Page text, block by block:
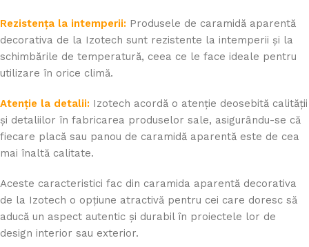
Rezistența la intemperii: Produsele de caramidă aparentă
decorativa de la Izotech sunt rezistente la intemperii și la
schimbările de temperatură, ceea ce le face ideale pentru
utilizare în orice climă.
Atenție la detalii: Izotech acordă o atenție deosebită calității
și detaliilor în fabricarea produselor sale, asigurându-se că
fiecare placă sau panou de caramidă aparentă este de cea
mai înaltă calitate.
Aceste caracteristici fac din caramida aparentă decorativa
de la Izotech o opțiune atractivă pentru cei care doresc să
aducă un aspect autentic și durabil în proiectele lor de
design interior sau exterior.